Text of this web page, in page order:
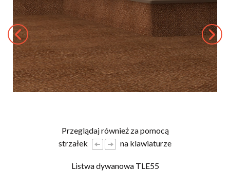
Przeglądaj również za pomocą
strzałek
na klawiaturze
Listwa dywanowa TLE55